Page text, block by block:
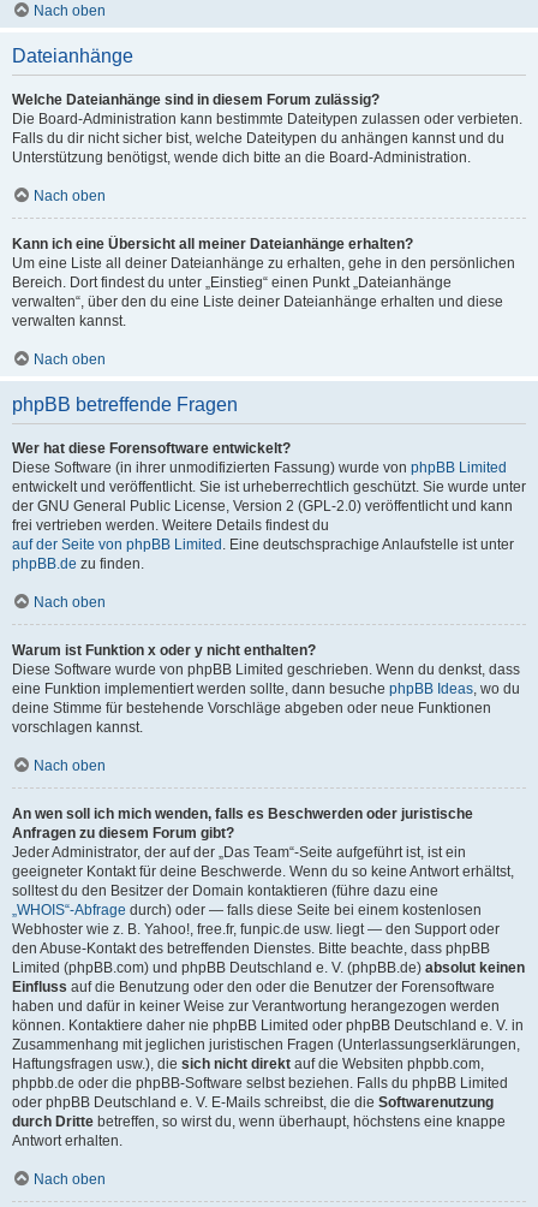
Nach oben
Dateianhänge
Welche Dateianhänge sind in diesem Forum zulässig?
Die Board-Administration kann bestimmte Dateitypen zulassen oder verbieten.
Falls du dir nicht sicher bist, welche Dateitypen du anhängen kannst und du
Unterstützung benötigst, wende dich bitte an die Board-Administration.
Nach oben
Kann ich eine Übersicht all meiner Dateianhänge erhalten?
Um eine Liste all deiner Dateianhänge zu erhalten, gehe in den persönlichen
Bereich. Dort findest du unter „Einstieg“ einen Punkt „Dateianhänge
verwalten“, über den du eine Liste deiner Dateianhänge erhalten und diese
verwalten kannst.
Nach oben
phpBB betreffende Fragen
Wer hat diese Forensoftware entwickelt?
Diese Software (in ihrer unmodifizierten Fassung) wurde von phpBB Limited
entwickelt und veröffentlicht. Sie ist urheberrechtlich geschützt. Sie wurde unter
der GNU General Public License, Version 2 (GPL-2.0) veröffentlicht und kann
frei vertrieben werden. Weitere Details findest du
auf der Seite von phpBB Limited . Eine deutschsprachige Anlaufstelle ist unter
phpBB.de zu finden.
Nach oben
Warum ist Funktion x oder y nicht enthalten?
Diese Software wurde von phpBB Limited geschrieben. Wenn du denkst, dass
eine Funktion implementiert werden sollte, dann besuche phpBB Ideas , wo du
deine Stimme für bestehende Vorschläge abgeben oder neue Funktionen
vorschlagen kannst.
Nach oben
An wen soll ich mich wenden, falls es Beschwerden oder juristische
Anfragen zu diesem Forum gibt?
Jeder Administrator, der auf der „Das Team“-Seite aufgeführt ist, ist ein
geeigneter Kontakt für deine Beschwerde. Wenn du so keine Antwort erhältst,
solltest du den Besitzer der Domain kontaktieren (führe dazu eine
„WHOIS“-Abfrage durch) oder — falls diese Seite bei einem kostenlosen
Webhoster wie z. B. Yahoo!, free.fr, funpic.de usw. liegt — den Support oder
den Abuse-Kontakt des betreffenden Dienstes. Bitte beachte, dass phpBB
Limited (phpBB.com) und phpBB Deutschland e. V. (phpBB.de) absolut keinen
Einfluss auf die Benutzung oder den oder die Benutzer der Forensoftware
haben und dafür in keiner Weise zur Verantwortung herangezogen werden
können. Kontaktiere daher nie phpBB Limited oder phpBB Deutschland e. V. in
Zusammenhang mit jeglichen juristischen Fragen (Unterlassungserklärungen,
Haftungsfragen usw.), die sich nicht direkt auf die Websiten phpbb.com,
phpbb.de oder die phpBB-Software selbst beziehen. Falls du phpBB Limited
oder phpBB Deutschland e. V. E-Mails schreibst, die die Softwarenutzung
durch Dritte betreffen, so wirst du, wenn überhaupt, höchstens eine knappe
Antwort erhalten.
Nach oben